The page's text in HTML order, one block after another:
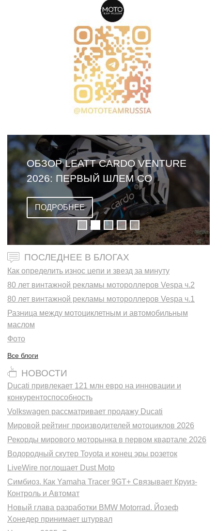
ОБЗОР LEATT CARDO VENTURE
2026: ПЕРВЫЙ ШЛЕМ СО
ВСТРОЕННОЙ ГАРНИТУРОЙ
ПОДРОБНЕЕ
ПОСЛЕДНЕЕ В БЛОГАХ
Как определить износ цепи и звезд за минуту
80 лет винтажной рекламы мотороллеров Vespa ч.2
80 лет винтажной рекламы мотороллеров Vespa ч.1
Разница между мотоциклетным и автомобильным
маслом
Фото
Все блоги
НОВОСТИ
Ducati привлекает 121 млн евро на инновации и
конкурентоспособность
Volkswagen рассматривает продажу Ducati
Мировой рейтинг производителей мотоциклов 2026
Рекорды мирового моторынка в первом квартале 2026
Водородный скутер Toyota и конец эры розеток
LiveWire поглощает Dust Moto
Симбиоз. Как Yamaha Tracer 9GT+ Связывает Круиз-
Контроль и Автомат
Новый глава разработки BMW Motorrad. Йозеф
Хонедер принимает штурвал